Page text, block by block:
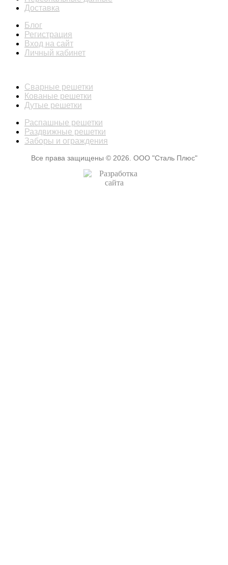
Доставка
Блог
Регистрация
Вход на сайт
Личный кабинет
Сварные решетки
Кованые решетки
Дутые решетки
Распашные решетки
Раздвижные решетки
Заборы и ограждения
Все права защищены © 2026. ООО "Сталь Плюс"